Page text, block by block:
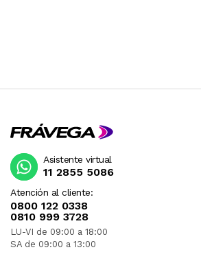
Atención al cliente:
0800 122 0338
0810 999 3728
LU-VI de 09:00 a 18:00
SA de 09:00 a 13:00
Asistente virtual
11 2855 5086